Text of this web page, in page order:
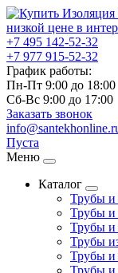
+7 495 142-52-32
+7 977 915-52-32
График работы:
Пн-Пт 9:00 до 18:00
Сб-Вс 9:00 до 17:00
Заказать звонок
Пуста
Меню
Каталог
Трубы и
Трубы и
Трубы и
Трубы
Трубы и
Трубы